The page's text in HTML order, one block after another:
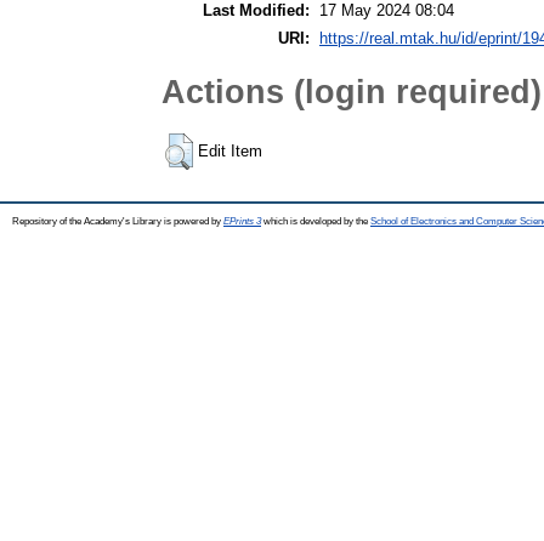
Last Modified:
17 May 2024 08:04
URI:
https://real.mtak.hu/id/eprint/
Actions (login required)
Edit Item
Repository of the Academy's Library is powered by EPrints 3which is developed by the School of Electronics and Computer